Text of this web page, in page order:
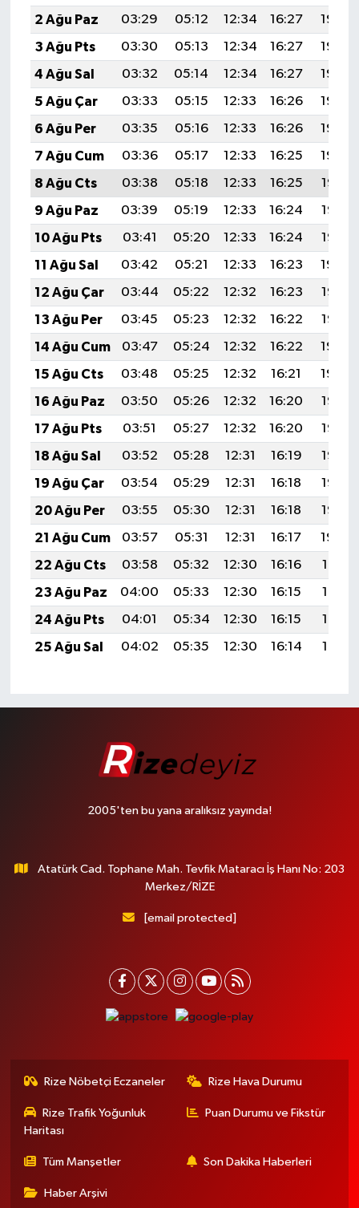
2 Ağu Paz
03:29 05:12 12:34 16:27
19:45
3 Ağu Pts
03:30 05:13 12:34 16:27
19:44
4 Ağu Sal
03:32 05:14 12:34 16:27
19:43
5 Ağu Çar
03:33 05:15 12:33 16:26
19:42
6 Ağu Per
03:35 05:16 12:33 16:26
19:40
7 Ağu Cum
03:36 05:17 12:33 16:25
19:39
8 Ağu Cts
03:38 05:18 12:33 16:25
19:38
9 Ağu Paz
03:39 05:19 12:33 16:24
19:37
10 Ağu Pts
03:41 05:20 12:33 16:24
19:36
11 Ağu Sal
03:42 05:21 12:33 16:23
19:34
12 Ağu Çar
03:44 05:22 12:32 16:23
19:33
13 Ağu Per
03:45 05:23 12:32 16:22
19:32
14 Ağu Cum
03:47 05:24 12:32 16:22
19:30
15 Ağu Cts
03:48 05:25 12:32 16:21
19:29
16 Ağu Paz
03:50 05:26 12:32 16:20
19:27
17 Ağu Pts
03:51 05:27 12:32 16:20
19:26
18 Ağu Sal
03:52 05:28 12:31 16:19
19:25
19 Ağu Çar
03:54 05:29 12:31 16:18
19:23
20 Ağu Per
03:55 05:30 12:31 16:18
19:22
21 Ağu Cum
03:57 05:31 12:31 16:17
19:20
22 Ağu Cts
03:58 05:32 12:30 16:16
19:19
23 Ağu Paz
04:00 05:33 12:30 16:15
19:17
24 Ağu Pts
04:01 05:34 12:30 16:15
19:16
25 Ağu Sal
04:02 05:35 12:30 16:14 19:14
2005'ten bu yana aralıksız yayında!
Atatürk Cad. Tophane Mah. Tevfik Mataracı İş Hanı No: 203
Merkez/RİZE
[email protected]
Rize Nöbetçi Eczaneler Rize Hava Durumu
Rize Trafik Yoğunluk
Haritası
Puan Durumu ve Fikstür
Tüm Manşetler Son Dakika Haberleri
Haber Arşivi